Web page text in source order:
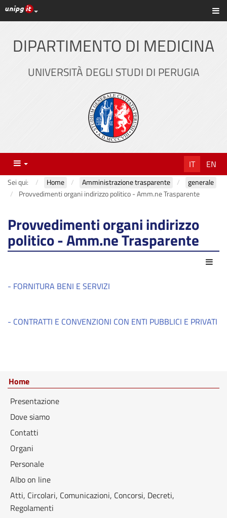
Vai
al
principale
Link ai principali servizi web di Ateneo
DIPARTIMENTO DI MEDICINA
UNIVERSITÀ DEGLI STUDI DI PERUGIA
Menu IT EN
Sei qui: Home Amministrazione trasparente
generale
Provvedimenti organi indirizzo politico - Amm.ne Trasparente
Provvedimenti organi indirizzo
politico - Amm.ne Trasparente
- FORNITURA BENI E SERVIZI
- CONTRATTI E CONVENZIONI CON ENTI PUBBLICI E PRIVATI
Home
Presentazione
Dove siamo
Contatti
Organi
Personale
Albo on line
Atti, Circolari, Comunicazioni, Concorsi, Decreti,
Regolamenti